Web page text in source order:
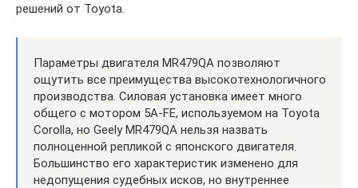
решений от Toyota.
Параметры двигателя MR479QA позволяют
ощутить все преимущества высокотехнологичного
производства. Силовая установка имеет много
общего с мотором 5А-FE, используемом на Toyota
Corolla, но Geely MR479QA нельзя назвать
полноценной репликой с японского двигателя.
Большинство его характеристик изменено для
недопущения судебных исков, но внутреннее